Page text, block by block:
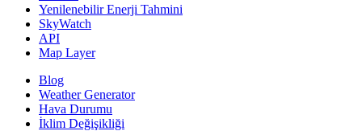
Yenilenebilir Enerji Tahmini
SkyWatch
API
Map Layer
Blog
Weather Generator
Hava Durumu
İklim Değişikliği